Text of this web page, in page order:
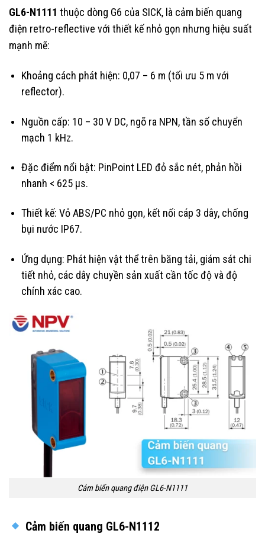
GL6-N1111 thuộc dòng G6 của SICK, là cảm biến quang
điện retro-reflective với thiết kế nhỏ gọn nhưng hiệu suất
mạnh mẽ:
Khoảng cách phát hiện: 0,07 – 6 m (tối ưu 5 m với
reflector).
Nguồn cấp: 10 – 30 V DC, ngõ ra NPN, tần số chuyển
mạch 1 kHz.
Đặc điểm nổi bật: PinPoint LED đỏ sắc nét, phản hồi
nhanh < 625 µs.
Thiết kế: Vỏ ABS/PC nhỏ gọn, kết nối cáp 3 dây, chống
bụi nước IP67.
Ứng dụng: Phát hiện vật thể trên băng tải, giám sát chi
tiết nhỏ, các dây chuyền sản xuất cần tốc độ và độ
chính xác cao.
Cảm biến quang điện GL6-N1111
Cảm biến quang GL6-N1112